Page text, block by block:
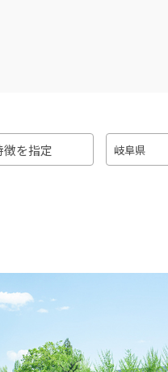
徴を指定